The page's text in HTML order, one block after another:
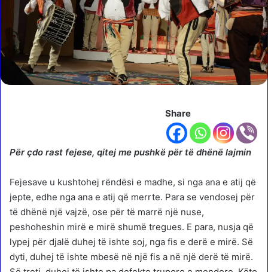
Share
Për çdo rast fejese, qitej me pushkë për të dhënë lajmin
Fejesave u kushtohej rëndësi e madhe, si nga ana e atij që
jepte, edhe nga ana e atij që merrte. Para se vendosej për
të dhënë një vajzë, ose për të marrë një nuse,
peshoheshin mirë e mirë shumë tregues. E para, nusja që
lypej për djalë duhej të ishte soj, nga fis e derë e mirë. Së
dyti, duhej të ishte mbesë në një fis a në një derë të mirë.